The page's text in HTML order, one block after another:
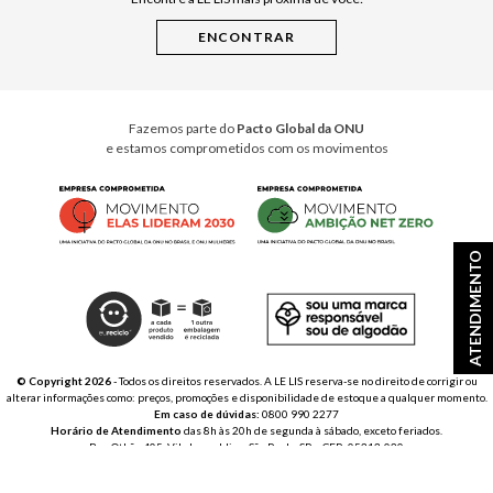
ATENDIMENTO
Fazemos parte do Pacto Global da ONU
e estamos comprometidos com os movimentos
© Copyright 2026- Todos os direitos reservados. A LE LIS reserva-se no direito de corrigir ou
alterar informações como: preços, promoções e disponibilidade de estoque a qualquer momento.
Em caso de dúvidas: 0800 990 2277
Horário de Atendimento das 8h às 20h de segunda à sábado, exceto feriados.
Rua Othão 405, Vila Leopoldina, São Paulo, SP – CEP: 05313-020